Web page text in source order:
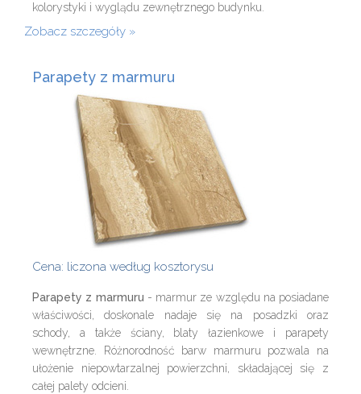
kolorystyki i wyglądu zewnętrznego budynku.
Zobacz szczegóły
Parapety z marmuru
Cena: liczona według kosztorysu
Parapety z marmuru - marmur ze względu na posiadane
właściwości, doskonale nadaje się na posadzki oraz
schody, a także ściany, blaty łazienkowe i parapety
wewnętrzne. Różnorodność barw marmuru pozwala na
ułożenie niepowtarzalnej powierzchni, składającej się z
całej palety odcieni.